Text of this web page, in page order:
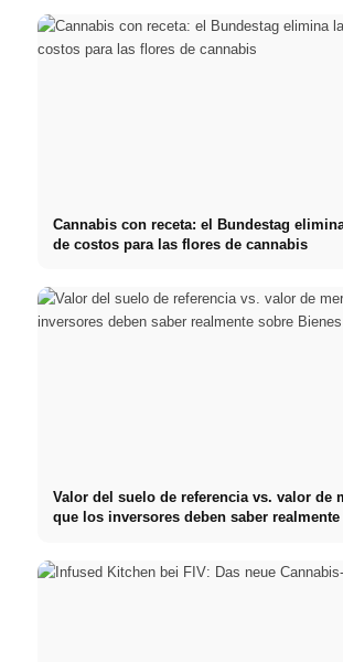
Cannabis con receta: el Bundestag
de costos para las flores de cannabis
Valor del suelo de referencia vs. valor de
que los inversores deben saber